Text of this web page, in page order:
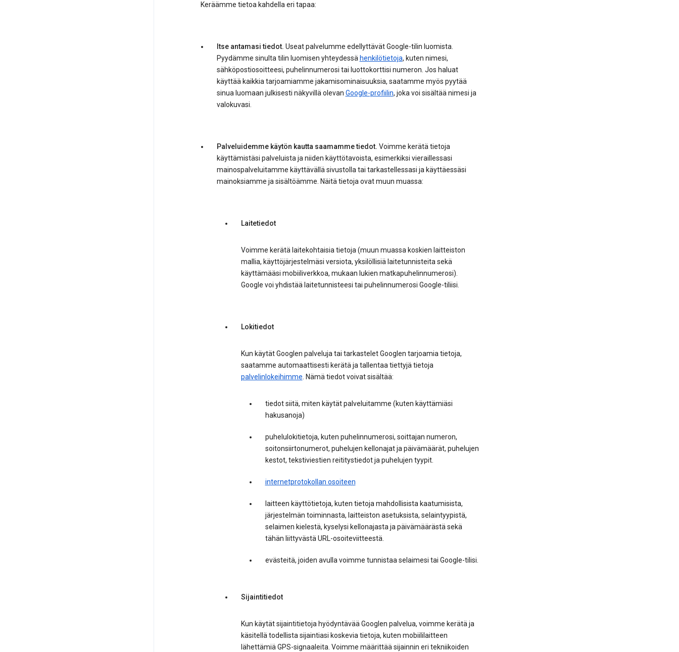
Keräämme tietoa kahdella eri tapaa:
Itse antamasi tiedot. Useat palvelumme edellyttävät Google-tilin luomista.
Pyydämme sinulta tilin luomisen yhteydessä henkilötietoja, kuten nimesi,
sähköpostiosoitteesi, puhelinnumerosi tai luottokorttisi numeron. Jos haluat
käyttää kaikkia tarjoamiamme jakamisominaisuuksia, saatamme myös pyytää
sinua luomaan julkisesti näkyvillä olevan Google-profiilin, joka voi sisältää nimesi ja
valokuvasi.
Palveluidemme käytön kautta saamamme tiedot. Voimme kerätä tietoja
käyttämistäsi palveluista ja niiden käyttötavoista, esimerkiksi vieraillessasi
mainospalveluitamme käyttävällä sivustolla tai tarkastellessasi ja käyttäessäsi
mainoksiamme ja sisältöämme. Näitä tietoja ovat muun muassa:
Laitetiedot
Voimme kerätä laitekohtaisia tietoja (muun muassa koskien laitteiston
mallia, käyttöjärjestelmäsi versiota, yksilöllisiä laitetunnisteita sekä
käyttämääsi mobiiliverkkoa, mukaan lukien matkapuhelinnumerosi).
Google voi yhdistää laitetunnisteesi tai puhelinnumerosi Google-tiliisi.
Lokitiedot
Kun käytät Googlen palveluja tai tarkastelet Googlen tarjoamia tietoja,
saatamme automaattisesti kerätä ja tallentaa tiettyjä tietoja
palvelinlokeihimme. Nämä tiedot voivat sisältää:
tiedot siitä, miten käytät palveluitamme (kuten käyttämiäsi
hakusanoja)
puhelulokitietoja, kuten puhelinnumerosi, soittajan numeron,
soitonsiirtonumerot, puhelujen kellonajat ja päivämäärät, puhelujen
kestot, tekstiviestien reititystiedot ja puhelujen tyypit.
internetprotokollan osoiteen
laitteen käyttötietoja, kuten tietoja mahdollisista kaatumisista,
järjestelmän toiminnasta, laitteiston asetuksista, selaintyypistä,
selaimen kielestä, kyselysi kellonajasta ja päivämäärästä sekä
tähän liittyvästä URL-osoiteviitteestä.
evästeitä, joiden avulla voimme tunnistaa selaimesi tai Google-tilisi.
Sijaintitiedot
Kun käytät sijaintitietoja hyödyntävää Googlen palvelua, voimme kerätä ja
käsitellä todellista sijaintiasi koskevia tietoja, kuten mobiililaitteen
lähettämiä GPS-signaaleita. Voimme määrittää sijainnin eri tekniikoiden